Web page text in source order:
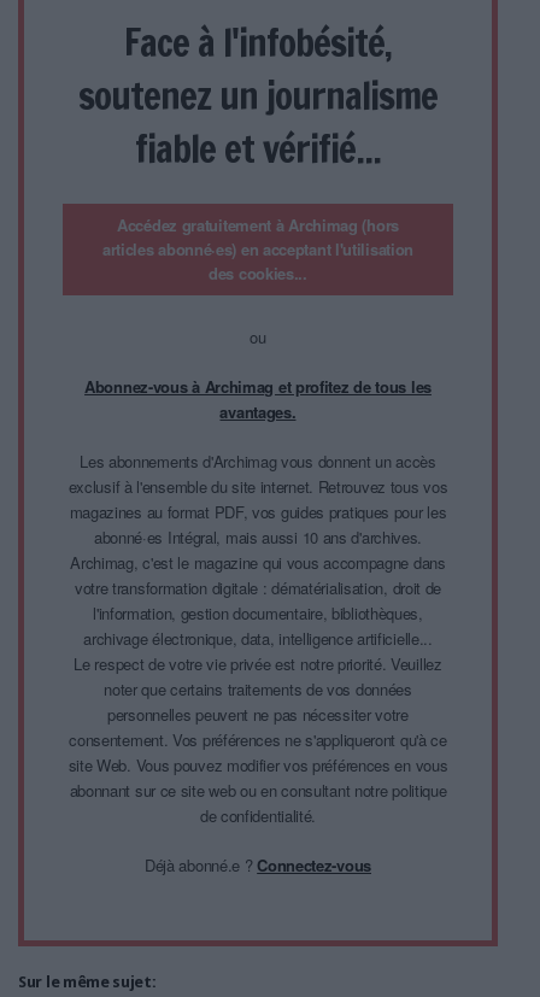
Face à l'infobésité,
soutenez un journalisme
fiable et vérifié...
Accédez gratuitement à Archimag (hors
articles abonné·es) en acceptant l'utilisation
des cookies...
ou
Abonnez-vous à Archimag et profitez de tous les
avantages.
Les abonnements d'Archimag vous donnent un accès
exclusif à l'ensemble du site internet. Retrouvez tous vos
magazines au format PDF, vos guides pratiques pour les
abonné·es Intégral, mais aussi 10 ans d'archives.
Archimag, c'est le magazine qui vous accompagne dans
votre transformation digitale : dématérialisation, droit de
l'information, gestion documentaire, bibliothèques,
archivage électronique, data, intelligence artificielle...
Le respect de votre vie privée est notre priorité. Veuillez
noter que certains traitements de vos données
personnelles peuvent ne pas nécessiter votre
consentement. Vos préférences ne s'appliqueront qu'à ce
site Web. Vous pouvez modifier vos préférences en vous
abonnant sur ce site web ou en consultant notre politique
de confidentialité.
Déjà abonné.e ?Connectez-vous
Sur le même sujet: